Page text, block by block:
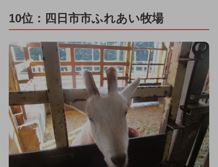
10位：四日市市ふれあい牧場